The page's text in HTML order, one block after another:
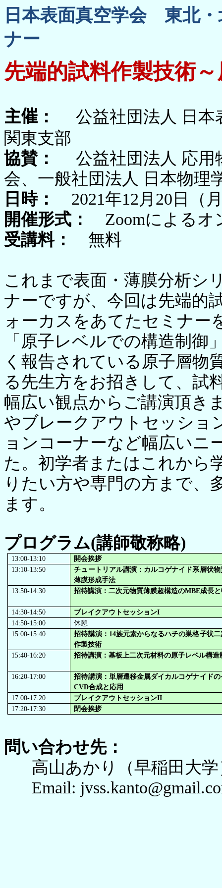
日本表面真空学会 東北
ナー
先端的試料作製技術
主催：
公益社団法人 日
関東支部
協賛：
公益社団法人 応用
会、一般社団法人 日本物理
日時： 2021年12月20日（
開催形式： Zoomによるオ
受講料： 無料
これまで表面・薄膜分析シ
ナーですが、今回は先端的
ォーカスをあてたセミナー
「原子レベルでの構造制御
く報告されている原子層物
る先生方をお招きして、試
幅広い観点からご講演頂き
やブレークアウトセッショ
ョンコーナーなど幅広いニ
た。初学者またはこれから
りたい方や専門の方まで、
ます。
プログラム(講師敬称略)
13:00-13:10
開会挨拶
13:10-13:50
チュートリアル講演：カルコゲナイド系層状
薄膜形成手法
13:50-14:30
招待講演：二次元物質薄膜超構造のMBE成長
14:30-14:50
ブレイクアウトセッションI
14:50-15:00
休憩
15:00-15:40
招待講演：14族元素からなるハチの巣格子状
作製技術
15:40-16:20
招待講演：基板上二次元材料の原子レベル構造
16:20-17:00
招待講演：単層遷移金属ダイカルコゲナイド
CVD合成と応用
17:00-17:20
ブレイクアウトセッションII
17:20-17:30
閉会挨拶
問い合わせ先：
高山あかり（早稲田大
Email: